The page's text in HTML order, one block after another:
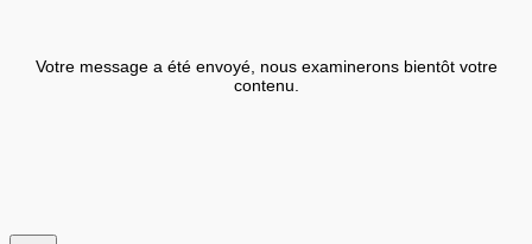
Votre message a été envoyé, nous examinerons bientôt votre
contenu.